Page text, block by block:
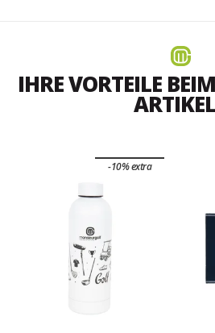
IHRE VORTEILE
-10% extra